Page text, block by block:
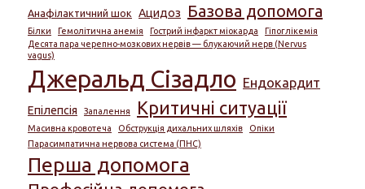
Анафілактичний шок Ацидоз Базова допомога
Білки Гемолітична анемія Гострий інфаркт міокарда
Гіпоглікемія
Десята пара черепно-мозкових нервів — блукаючий нерв (Nervus
vagus)
Джеральд Сізадло Ендокардит
Епілепсія Запалення Критичні ситуації
Масивна кровотеча Обструкція дихальних шляхів
Опіки
Парасимпатична нервова система (ПНС)
Перша допомога